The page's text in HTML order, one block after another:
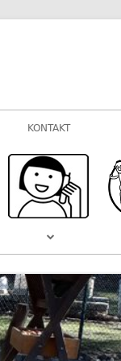
KONTAKT